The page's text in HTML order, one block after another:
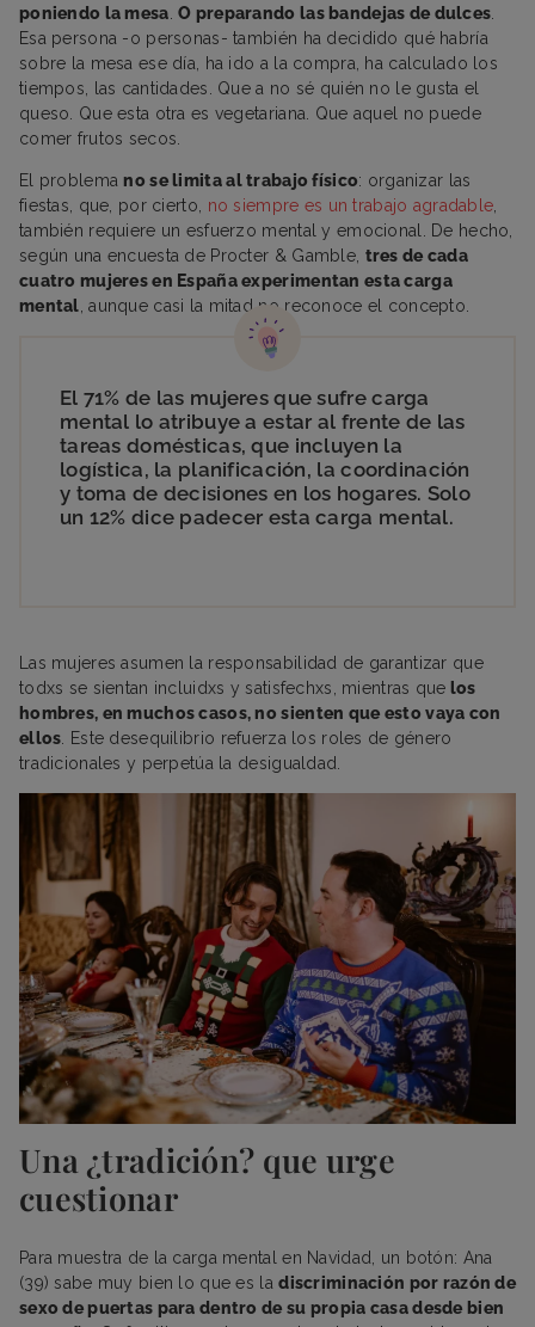
poniendo la mesa .O preparando las bandejas de dulces
Esa persona -o personas- también ha decidido qué habría
sobre la mesa ese día, ha ido a la compra, ha calculado los
tiempos, las cantidades. Que a no sé quién no le gusta el
queso. Que esta otra es vegetariana. Que aquel no puede
comer frutos secos.
El problemano se limita al trabajo físico: organizar las
fiestas, que, por cierto, no siempre es un trabajo agradable
también requiere un esfuerzo mental y emocional. De hecho,
según una encuesta de Procter & Gamble, tres de cada
cuatro mujeres en España experimentan esta carga
mental , aunque casi la mitad no reconoce el concepto.
El 71% de las mujeres que sufre carga
mental lo atribuye a estar al frente de las
tareas domésticas, que incluyen la
logística, la planificación, la coordinación
y toma de decisiones en los hogares. Solo
un 12% dice padecer esta carga mental.
Las mujeres asumen la responsabilidad de garantizar que
todxs se sientan incluidxs y satisfechxs, mientras que los
hombres, en muchos casos, no sienten que esto vaya con
ellos . Este desequilibrio refuerza los roles de género
tradicionales y perpetúa la desigualdad.
Una ¿tradición? que urge
cuestionar
Para muestra de la carga mental en Navidad, un botón: Ana
(39) sabe muy bien lo que es ladiscriminación por razón de
sexo de puertas para dentro de su propia casa desde bien